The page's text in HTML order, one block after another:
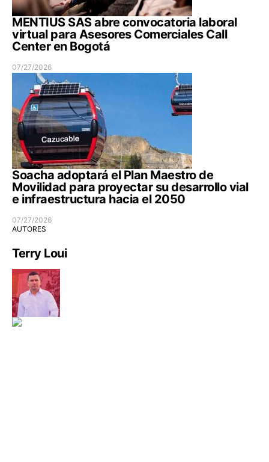
MENTIUS SAS abre convocatoria laboral
virtual para Asesores Comerciales Call
Center en Bogotá
07/27/2026
Soacha adoptará el Plan Maestro de
Movilidad para proyectar su desarrollo vial
e infraestructura hacia el 2050
07/27/2026
AUTORES
Terry Loui